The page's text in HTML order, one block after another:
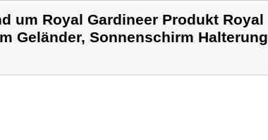
um Royal Gardineer Produkt Royal
Geländer, Sonnenschirm Halterung